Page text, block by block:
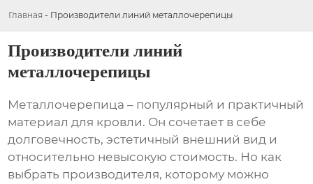
Главная - Производители линий металлочерепицы
Производители линий
металлочерепицы
Металлочерепица – популярный и практичный
материал для кровли. Он сочетает в себе
долговечность, эстетичный внешний вид и
относительно невысокую стоимость. Но как
выбрать производителя, которому можно